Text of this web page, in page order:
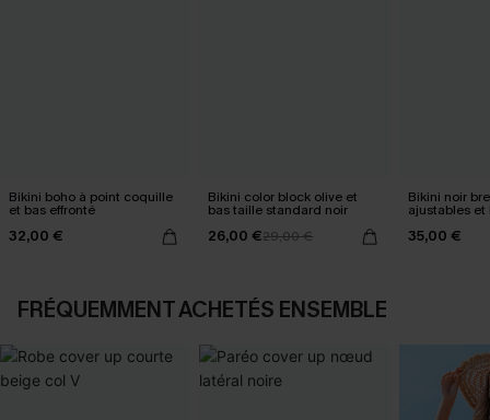
Bikini boho à point coquille
et bas effronté
32,00 €
Bikini color block olive et
bas taille standard noir
26,00 €29,00 €
Bikini noir
ajustables et
classique
35,00 €
FRÉQUEMMENT ACHETÉS ENSEMBLE